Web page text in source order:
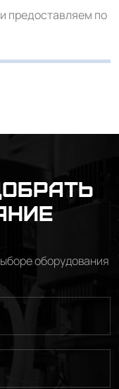
предоставляем по
оборудования